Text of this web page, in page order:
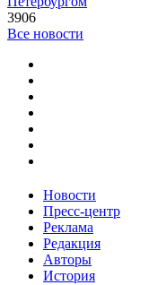
3906
Все новости
Новости
Пресс-центр
Реклама
Редакция
Авторы
История